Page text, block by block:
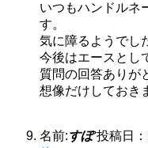
いつもハンドルネ
す。
気に障るようでし
今後はエースとし
質問の回答ありが
想像だけしておき
名前:すぽ 投稿日